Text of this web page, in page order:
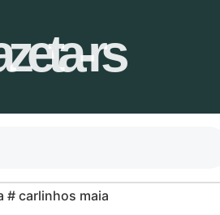
rs
# carlinhos maia